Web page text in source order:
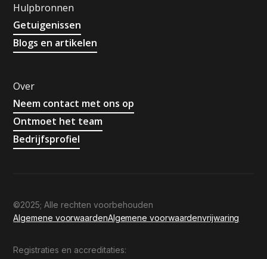
Hulpbronnen
Getuigenissen
Blogs en artikelen
Over
Neem contact met ons op
Ontmoet het team
Bedrijfsprofiel
©2025; Alle rechten voorbehouden
Algemene voorwaardenAlgemene voorwaardenvrijwaring
Registraties en accreditaties: